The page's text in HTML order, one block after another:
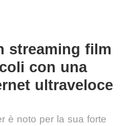
streaming film
con una
ultraveloce
è noto per la sua forte